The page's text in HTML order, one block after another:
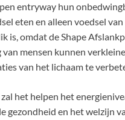
entryway hun
eten en alleen voedsel
is, omdat de Shape
mensen kunnen
van het lichaam te
het helpen het
en het welzijn